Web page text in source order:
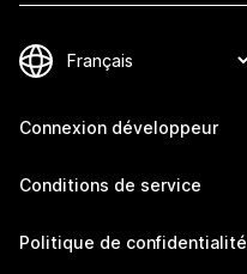
Connexion développeur
Conditions de service
Politique de confidentialité